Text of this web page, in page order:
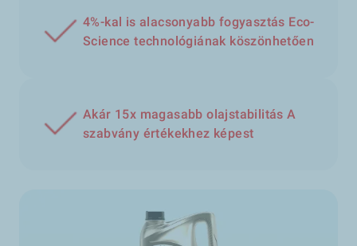
4%-kal is alacsonyabb fogyasztás Eco-
Science technológiának köszönhetően
Akár 15x magasabb olajstabilitás A
szabvány értékekhez képest